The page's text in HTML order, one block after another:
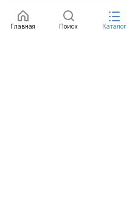
Главная Поиск Каталог